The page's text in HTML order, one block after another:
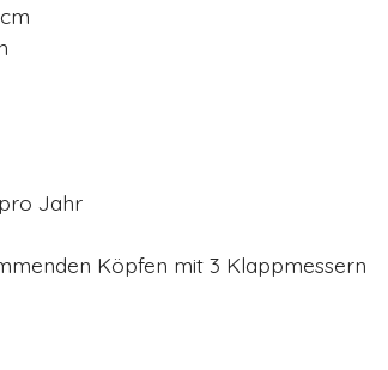
Jahr
Köpfen mit 3 Klappmessern